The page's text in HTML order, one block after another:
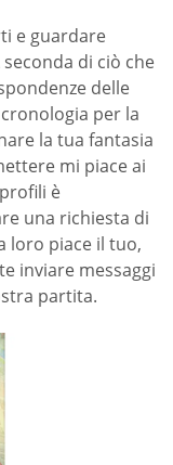
e guardare
di ciò che
delle
per la
la tua fantasia
mi piace ai
è
una richiesta di
loro piace il tuo,
inviare messaggi
partita.